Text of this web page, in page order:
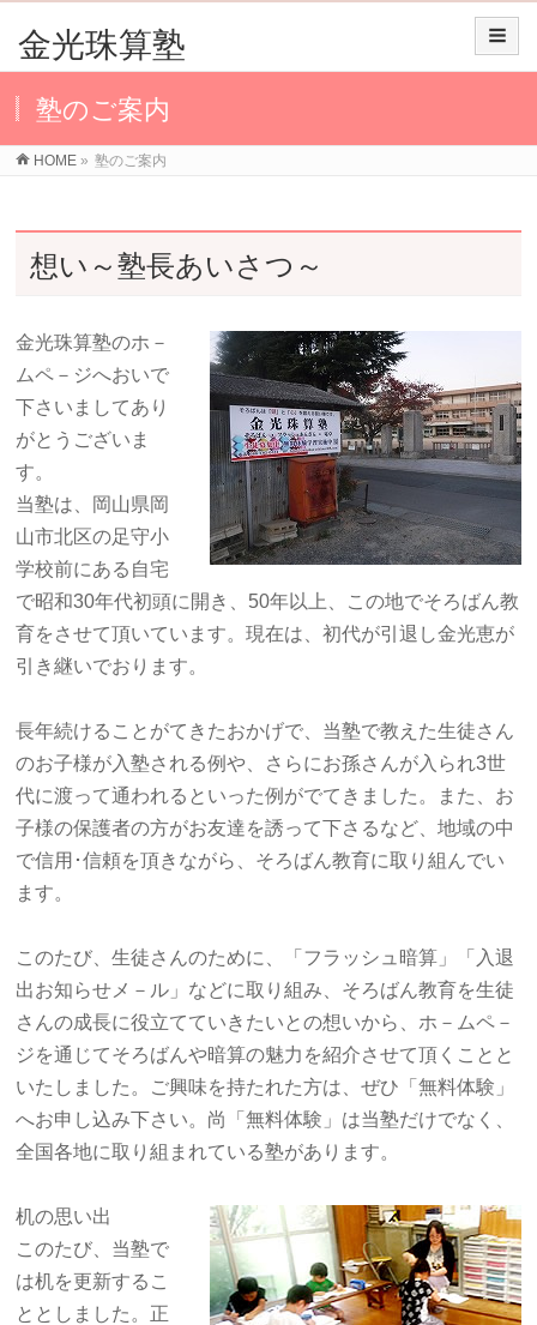
金光珠算塾
塾のご案内
HOME » 塾のご案内
想い～塾長あいさつ～
金光珠算塾のホ－
ムペ－ジへおいで
下さいましてあり
がとうございま
す。
当塾は、岡山県岡
山市北区の足守小
学校前にある自宅
で昭和30年代初頭に開き、50年以上、この地でそろばん教
育をさせて頂いています。現在は、初代が引退し金光恵が
引き継いでおります。
長年続けることがてきたおかげで、当塾で教えた生徒さん
のお子様が入塾される例や、さらにお孫さんが入られ3世
代に渡って通われるといった例がでてきました。また、お
子様の保護者の方がお友達を誘って下さるなど、地域の中
で信用･信頼を頂きながら、そろばん教育に取り組んでい
ます。
このたび、生徒さんのために、「フラッシュ暗算」「入退
出お知らせメ－ル」などに取り組み、そろばん教育を生徒
さんの成長に役立てていきたいとの想いから、ホ－ムペ－
ジを通じてそろばんや暗算の魅力を紹介させて頂くことと
いたしました。ご興味を持たれた方は、ぜひ「無料体験」
へお申し込み下さい。尚「無料体験」は当塾だけでなく、
全国各地に取り組まれている塾があります。
机の思い出
このたび、当塾で
は机を更新するこ
ととしました。正